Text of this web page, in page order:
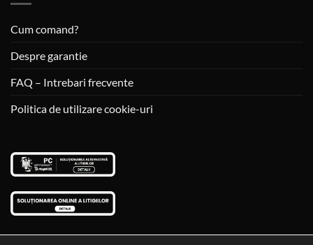
Cum comand?
Despre garantie
FAQ – Intrebari frecvente
Politica de utilizare cookie-uri